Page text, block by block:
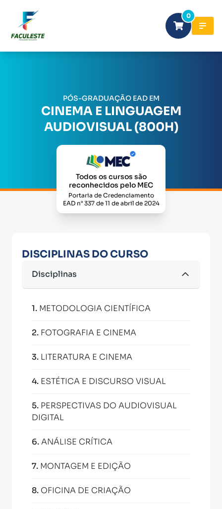
0
PÓS-GRADUAÇÃO EAD EM
CINEMA E LINGUAGEM
AUDIOVISUAL (800H)
Todos os cursos são
reconhecidos pelo MEC
Portaria de Credenciamento
EAD n° 337 de 11 de abril de 2024
DISCIPLINAS DO CURSO
Disciplinas
1. METODOLOGIA CIENTÍFICA
2. FOTOGRAFIA E CINEMA
3. LITERATURA E CINEMA
4. ESTÉTICA E DISCURSO VISUAL
5. PERSPECTIVAS DO AUDIOVISUAL
DIGITAL
6.ANÁLISE CRÍTICA
7. MONTAGEM E EDIÇÃO
8. OFICINA DE CRIAÇÃO